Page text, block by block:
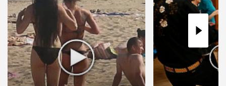
п
о
з
а
п